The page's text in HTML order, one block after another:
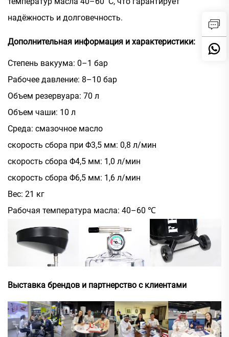
надёжность и долговечность.
Дополнительная информация и характеристики:
Степень вакуума: 0–1 бар
Рабочее давление: 8–10 бар
Объем резервуара: 70 л
Объем чаши: 10 л
Среда: смазочное масло
скорость сбора при Φ3,5 мм: 0,8 л/мин
скорость сбора Φ4,5 мм: 1,0 л/мин
скорость сбора Φ6,5 мм: 1,6 л/мин
Вес: 21 кг
Рабочая температура масла: 40–60 ℃
Выставка брендов и партнерство с клиентами